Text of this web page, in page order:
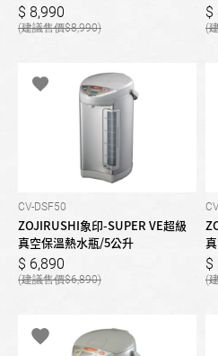
8,990
8,990
CV-DSF50
ZOJIRUSHI象印-SUPER VE超級
真空保溫熱水瓶/5公升
6,890
6,890